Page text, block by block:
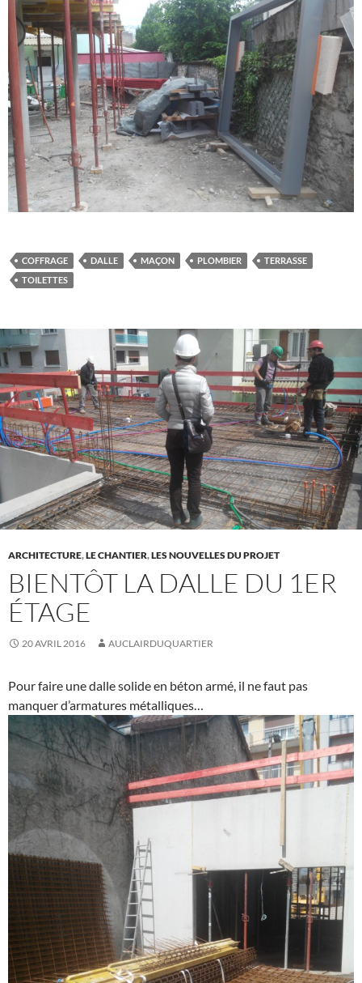
COFFRAGE DALLE MAÇON PLOMBIER
TERRASSE
TOILETTES
ARCHITECTURE,LE CHANTIER,LES NOUVELLES DU PROJET
BIENTÔT LA DALLE DU 1ER
ÉTAGE
20 AVRIL 2016 AUCLAIRDUQUARTIER
Pour faire une dalle solide en béton armé, il ne faut pas
manquer d’armatures métalliques…